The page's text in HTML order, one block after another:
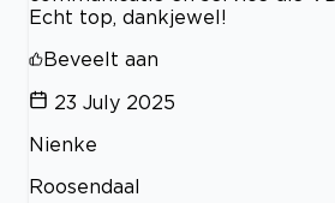
Echt top, dankjewel!
Beveelt aan
23 July 2025
Nienke
Roosendaal